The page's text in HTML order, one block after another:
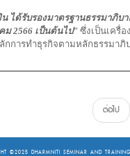
ได้รับรองมาตรฐานธรรมาภิบ
ม 2566 เป็นต้นไป"ซึ่งเป็นเครื่อ
การทำธุรกิจตามหลักธรรมาภิ
ต่อไป
©2025 DHARMNITI SEMINAR AND